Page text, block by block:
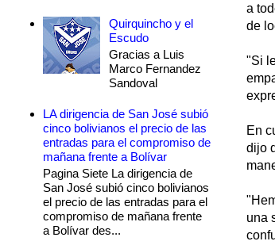
a
de
"Si
En
dijo
una
Quirquincho y el
Escudo
Gracias a Luis
Marco Fernandez
Sandoval
LA dirigencia de San José subió
cinco bolivianos el precio de las
entradas para el compromiso de
mañana frente a Bolívar
Pagina Siete La dirigencia de
San José subió cinco bolivianos
el precio de las entradas para el
compromiso de mañana frente
a Bolívar des...